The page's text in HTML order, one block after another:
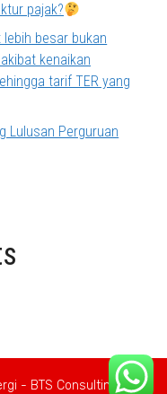
pajak?
besar bukan
kenaikan
tarif TER yang
Lulusan Perguruan
- BTS Consulting